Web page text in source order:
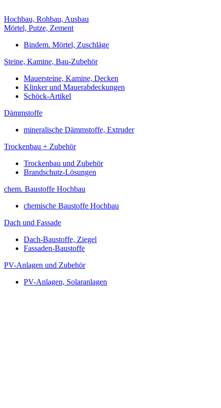
Hochbau, Rohbau, Ausbau
Mörtel, Putze, Zement
Bindem. Mörtel, Zuschläge
Steine, Kamine, Bau-Zubehör
Mauersteine, Kamine, Decken
Klinker und Mauerabdeckungen
Schöck-Artikel
Dämmstoffe
mineralische Dämmstoffe, Extruder
Trockenbau + Zubehör
Trockenbau und Zubehör
Brandschutz-Lösungen
chem. Baustoffe Hochbau
chemische Baustoffe Hochbau
Dach und Fassade
Dach-Baustoffe, Ziegel
Fassaden-Baustoffe
PV-Anlagen und Zubehör
PV-Anlagen, Solaranlagen